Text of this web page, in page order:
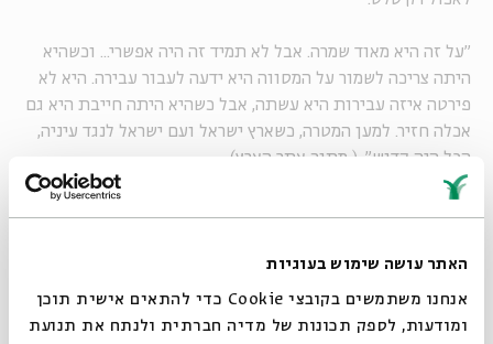
האתר עושה שימוש בעוגיות
אנחנו משתמשים בקובצי Cookie כדי להתאים אישית תוכן
ומודעות, לספק תכונות של מדיה חברתית ולנתח את תנועת
"על זה היא מאוד שמרה. אבל לא תמיד זה היה אפשרי... וכשהיא
היתה צריכה לשמור על המסווה היא ידעה לעבור עבירה. היא לא
פירטה איזה עבירות היא עשתה, אבל כשהיא היתה חייבת היא גם
אכלה חזיר. למען המטרה, כשארץ ישראל ועם ישראל לנגד עיניה,
הכל היה קדוש". ( מתוך אתר הארץ)
לחם יבש וקולה
לתחזוקת הדירות בהן שהו סוכני המוסד.